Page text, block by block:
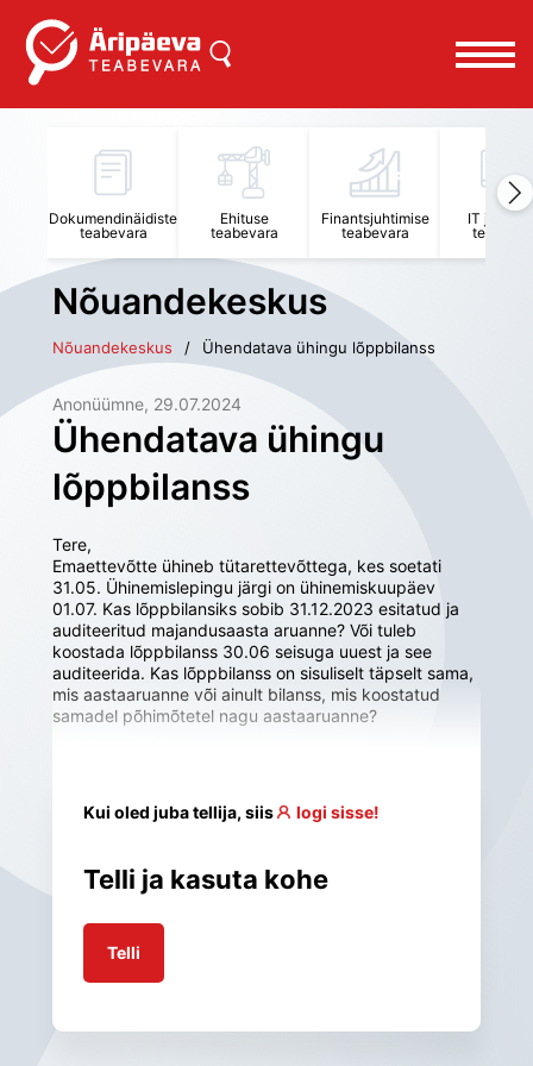
Dokumendinäidiste
teabevara
Ehituse
teabevara
Finantsjuhtimise
teabevara
IT
Nõuandekeskus
Nõuandekeskus Ühendatava ühingu lõppbilanss
Anonüümne, 29.07.2024
Ühendatava ühingu
lõppbilanss
Tere,
Emaettevõtte ühineb tütarettevõttega, kes soetati
31.05. Ühinemislepingu järgi on ühinemiskuupäev
01.07. Kas lõppbilansiks sobib 31.12.2023 esitatud ja
auditeeritud majandusaasta aruanne? Või tuleb
koostada lõppbilanss 30.06 seisuga uuest ja see
auditeerida. Kas lõppbilanss on sisuliselt täpselt sama,
mis aastaaruanne või ainult bilanss, mis koostatud
Kui oled juba tellija, siis logi sisse!
Telli ja kasuta kohe
Telli